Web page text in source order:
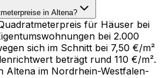
in Altena?
für Häuser bei
bei 2.000
sich im Schnitt bei 7,50 €/m²
beträgt rund 110 €/m².
Altena im Nordrhein-Westfalen-